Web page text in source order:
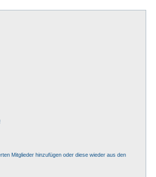
Mitglieder hinzufügen oder diese wieder aus den